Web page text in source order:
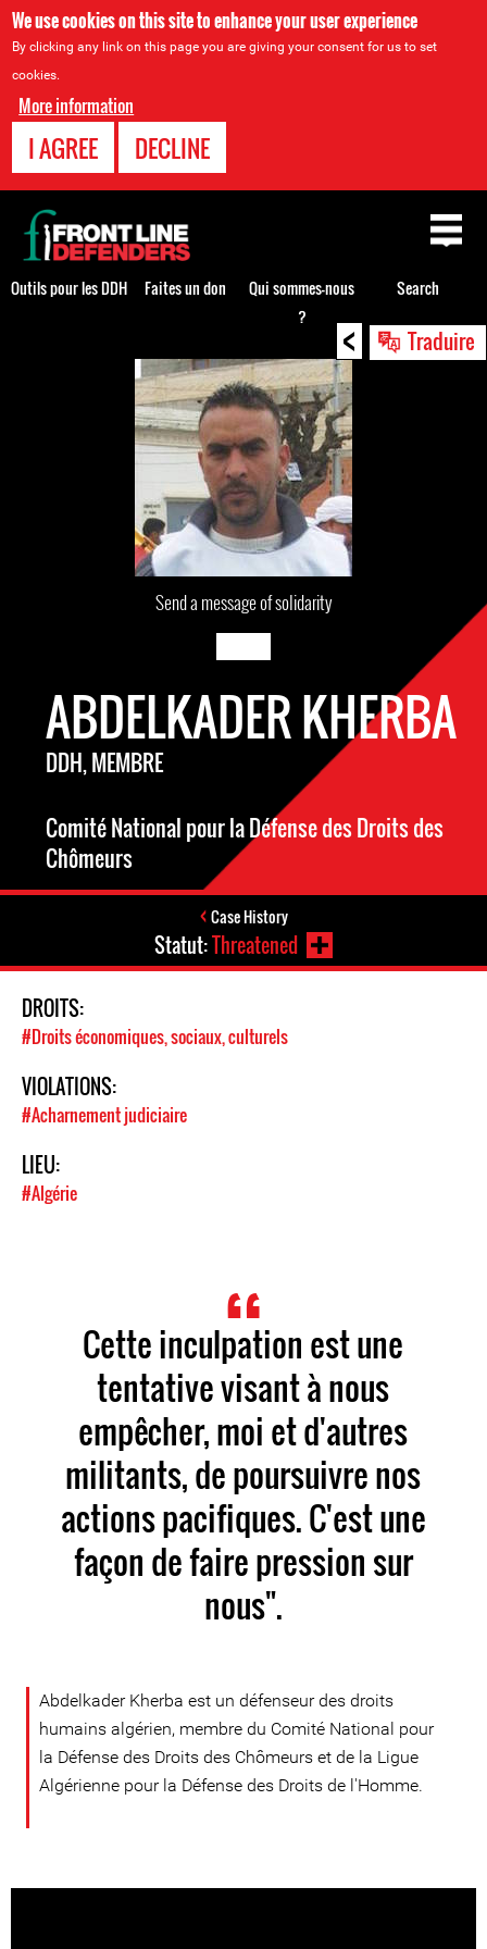
We use cookies on this site to enhance your user experience
By clicking any link on this page you are giving your consent for us to set
cookies.
More information
I AGREE DECLINE
< Traduire
Send a message of solidarity
ABDELKADER KHERBA
DDH, MEMBRE
Comité National pour la Défense des Droits des
Chômeurs
Case History
Statut:Threatened
DROITS:
#Droits économiques, sociaux, culturels
VIOLATIONS:
#Acharnement judiciaire
LIEU:
#Algérie
Cette inculpation est une
tentative visant à nous
empêcher, moi et d'autres
militants, de poursuivre nos
actions pacifiques. C'est une
façon de faire pression sur
nous".
Abdelkader Kherba est un défenseur des droits
humains algérien, membre du Comité National pour
la Défense des Droits des Chômeurs et de la Ligue
Algérienne pour la Défense des Droits de l'Homme.
Back
to
top
Outils pour les DDH Faites un don
Qui sommes-nous
?
Search